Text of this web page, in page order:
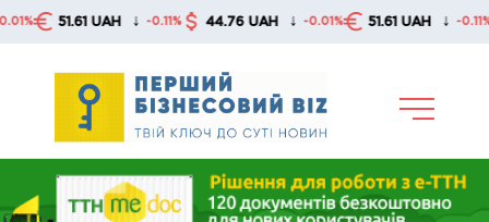
Skip
51.61 UAH ↓ -0.11% 44.76 UAH ↓ -0.01% 51.61 UAH ↓ -0.11%